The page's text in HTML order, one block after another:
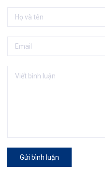
Gửi bình luận